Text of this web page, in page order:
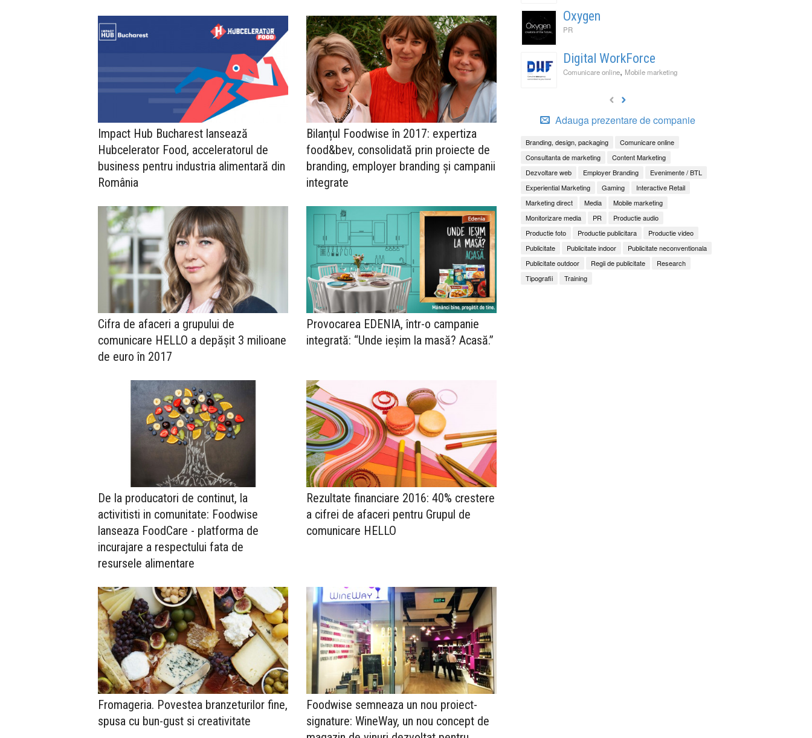
Impact Hub Bucharest lansează
Hubcelerator Food, acceleratorul de
business pentru industria alimentară din
România
Bilanțul Foodwise în 2017: expertiza
food&bev, consolidată prin proiecte de
branding, employer branding și campanii
integrate
Cifra de afaceri a grupului de
comunicare HELLO a depășit 3 milioane
de euro în 2017
Provocarea EDENIA, într-o campanie
integrată: “Unde ieșim la masă? Acasă.”
De la producatori de continut, la
activitisti in comunitate: Foodwise
lanseaza FoodCare - platforma de
incurajare a respectului fata de
resursele alimentare
Rezultate financiare 2016: 40% crestere
a cifrei de afaceri pentru Grupul de
comunicare HELLO
Fromageria. Povestea branzeturilor fine,
spusa cu bun-gust si creativitate
Foodwise semneaza un nou proiect-
signature: WineWay, un nou concept de
Oxygen
PR
Digital WorkForce
Comunicare online, Mobile marketing
Adauga prezentare de companie
Branding, design, packaging
Comunicare online
Consultanta de marketing
Content Marketing
Dezvoltare web
Employer Branding
Evenimente / BTL
Experiential Marketing
Gaming
Interactive Retail
Marketing direct
Media
Mobile marketing
Monitorizare media
PR
Productie audio
Productie foto
Productie publicitara
Productie video
Publicitate
Publicitate indoor
Publicitate neconventionala
Publicitate outdoor
Regii de publicitate
Research
Tipografii
Training